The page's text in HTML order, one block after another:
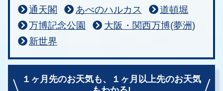
通天閣
あべのハルカス
道頓堀
万博記念公園
大阪・関西万博(夢洲)
新世界
１ヶ月先のお天気も、
１ヶ月以上先のお天気